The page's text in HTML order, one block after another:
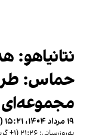
حماس: طرح
مجموعه‌ای
۱۹ مرداد ۱۴۰۴، ۱۵:۲۱ (‎+۱ گرینویچ)